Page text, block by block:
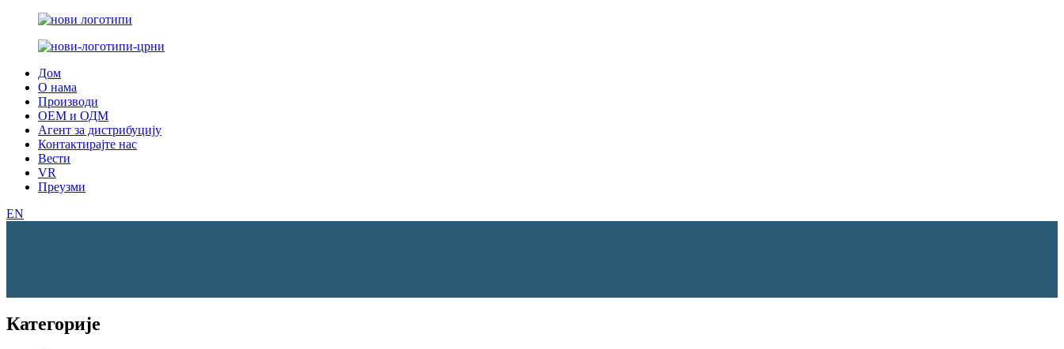
Дом
О нама
Производи
ОЕМ и ОДМ
Агент за дистрибуцију
Контактирајте нас
Вести
VR
Преузми
EN
Категорије